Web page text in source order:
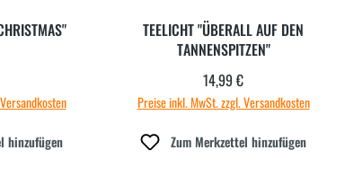
Preis:
hinzufügen
TEELICHT "ÜBERALL AUF DEN
TANNENSPITZEN"
Regulärer Preis:
14,99 €
Preise inkl. MwSt. zzgl. Versandkosten
Zum Merkzettel hinzufügen